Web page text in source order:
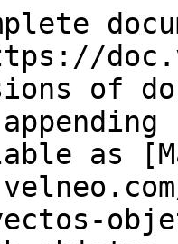
of
as